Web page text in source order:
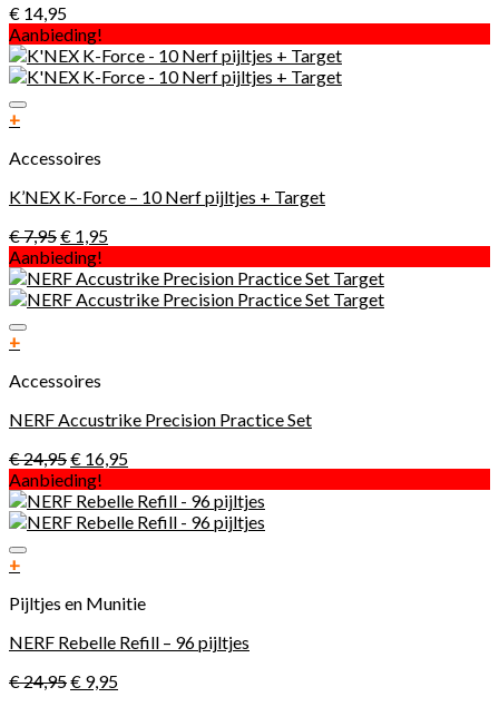
€ 14,95
Aanbieding!
+
Accessoires
K’NEX K-Force – 10 Nerf pijltjes + Target
€7,95€ 1,95
Aanbieding!
+
Accessoires
NERF Accustrike Precision Practice Set
€24,95€ 16,95
Aanbieding!
+
Pijltjes en Munitie
NERF Rebelle Refill – 96 pijltjes
€24,95€ 9,95